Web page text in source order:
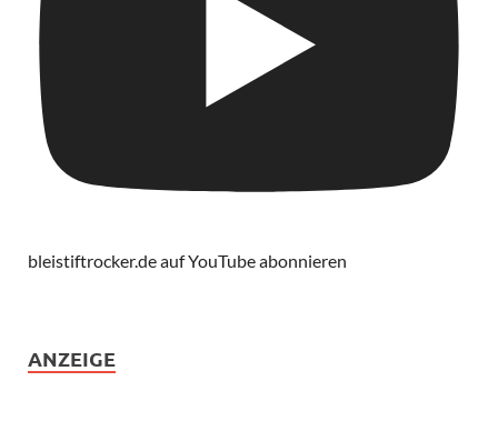
bleistiftrocker.de auf YouTube abonnieren
ANZEIGE